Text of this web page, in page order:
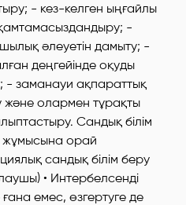
- кез-келген ыңғайлы
-
әлеуетін дамыту; -
деңгейінде оқуды
- заманауи ақпараттық
және олармен тұрақты
Сандық білім
орай
сандық білім беру
• Интербелсенді
емес, өзгертуге де